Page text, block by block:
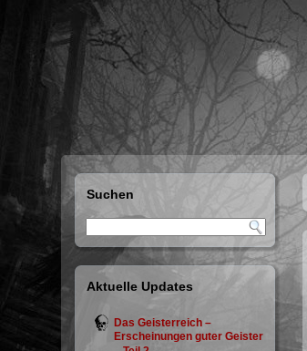
Suchen
Aktuelle Updates
Das Geisterreich –
Erscheinungen guter Geister